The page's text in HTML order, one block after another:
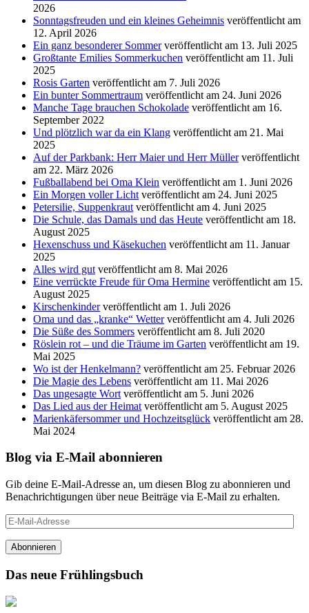
2026
Sonntagsfreuden und ein kleines Geheimnis veröffentlicht am
12. April 2026
Ein ganz besonderer Sommer veröffentlicht am 13. Juli 2025
Großtante Emilies Sommerkuchen veröffentlicht am 11. Juli
2025
Rosis Garten veröffentlicht am 7. Juli 2026
Ein bunter Sommertraum veröffentlicht am 24. Juni 2026
Manche Tage brauchen Schokolade veröffentlicht am 16.
September 2022
Und plötzlich war da ein Klang veröffentlicht am 21. Mai
2025
Auf der Parkbank: Herr Maier und Herr Müller veröffentlicht
am 22. März 2026
Fußballabend bei Oma Klein veröffentlicht am 1. Juni 2026
Ein Morgen voller Licht veröffentlicht am 24. Juni 2025
Petersilie, Suppenkraut veröffentlicht am 4. Juni 2025
Die Schule, das Damals und das Heute veröffentlicht am 18.
August 2025
Hexenschuss und Käsekuchen veröffentlicht am 11. Januar
2025
Alles wird gut veröffentlicht am 8. Mai 2026
Eine verrückte Freude für Oma Hermine veröffentlicht am 15.
August 2025
Kirschenkinder veröffentlicht am 1. Juli 2026
Oma und das „kranke“ Wetter veröffentlicht am 4. Juli 2026
Die Süße des Sommers veröffentlicht am 8. Juli 2020
Röslein rot – und die Träume im Garten veröffentlicht am 19.
Mai 2025
Wo ist der Henkelmann? veröffentlicht am 25. Februar 2026
Die Magie des Lebens veröffentlicht am 11. Mai 2026
Das ungesagte Wort veröffentlicht am 5. Juni 2026
Das Lied aus der Heimat veröffentlicht am 5. August 2025
Marienkäfersommer und Hochzeitsglück veröffentlicht am 28.
Mai 2024
Blog via E-Mail abonnieren
Gib deine E-Mail-Adresse an, um diesen Blog zu abonnieren und
Benachrichtigungen über neue Beiträge via E-Mail zu erhalten.
E-
Mail-
Adresse
Abonnieren
Das neue Frühlingsbuch